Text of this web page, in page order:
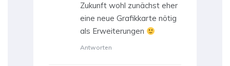
Zukunft wohl zunächst eher
eine neue Grafikkarte nötig
als Erweiterungen
Antworten